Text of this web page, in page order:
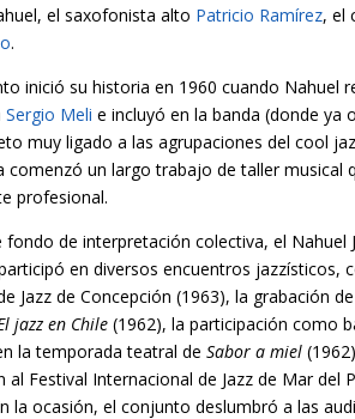
el saxofonista alto Patricio Ramírez, el
.
inició su historia en 1960 cuando Nahuel
Sergio Meli e incluyó en la banda (donde ya
muy ligado a las agrupaciones del cool
comenzó un largo trabajo de taller musical
profesional.
fondo de interpretación colectiva, el Nahuel
en diversos encuentros jazzísticos,
Jazz de Concepción (1963), la grabación
jazz en Chile (1962), la participación como
la temporada teatral de Sabor a miel
al Festival Internacional de Jazz de Mar del
la ocasión, el conjunto deslumbró a las